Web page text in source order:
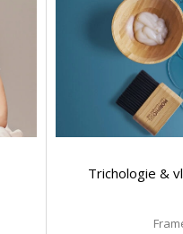
Trichologie &